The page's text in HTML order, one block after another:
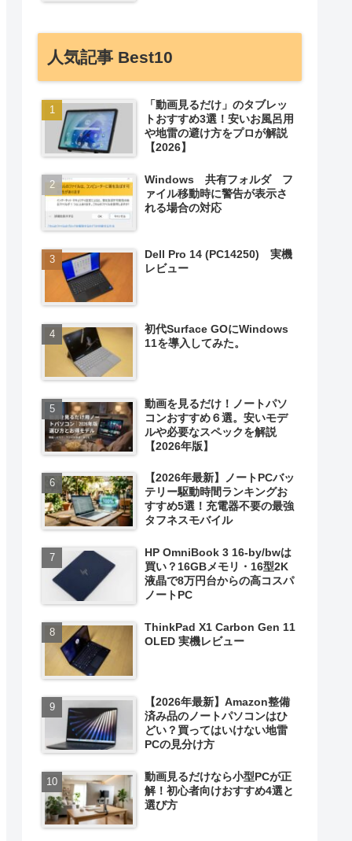
人気記事 Best10
「動画見るだけ」のタブレッ
トおすすめ3選！安いお風呂用
や地雷の避け方をプロが解説
【2026】
Windows 共有フォルダ フ
ァイル移動時に警告が表示さ
れる場合の対応
Dell Pro 14 (PC14250) 実機
レビュー
初代Surface GOにWindows
11を導入してみた。
動画を見るだけ！ノートパソ
コンおすすめ６選。安いモデ
ルや必要なスペックを解説
【2026年版】
【2026年最新】ノートPCバッ
テリー駆動時間ランキングお
すすめ5選！充電器不要の最強
タフネスモバイル
HP OmniBook 3 16-by/bwは
買い？16GBメモリ・16型2K
液晶で8万円台からの高コスパ
ノートPC
ThinkPad X1 Carbon Gen 11
OLED 実機レビュー
【2026年最新】Amazon整備
済み品のノートパソコンはひ
どい？買ってはいけない地雷
PCの見分け方
動画見るだけなら小型PCが正
解！初心者向けおすすめ4選と
選び方